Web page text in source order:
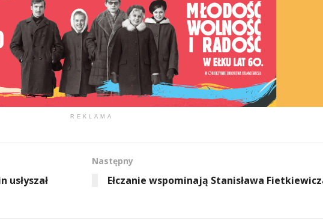
REKLAMA
usłyszał
Następny
Ełczanie wspominają Stanisława